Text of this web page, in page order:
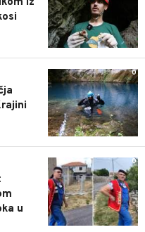
0
0
u